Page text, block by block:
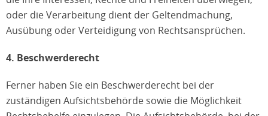
oder die Verarbeitung dient der Geltendmachung,
Ausübung oder Verteidigung von Rechtsansprüchen.
4. Beschwerderecht
Ferner haben Sie ein Beschwerderecht bei der
zuständigen Aufsichtsbehörde sowie die Möglichkeit